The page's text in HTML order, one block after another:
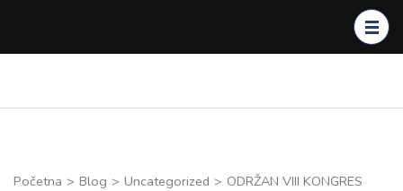
Enter)
Početna > Blog > Uncategorized > ODRŽAN VIII KONGRES